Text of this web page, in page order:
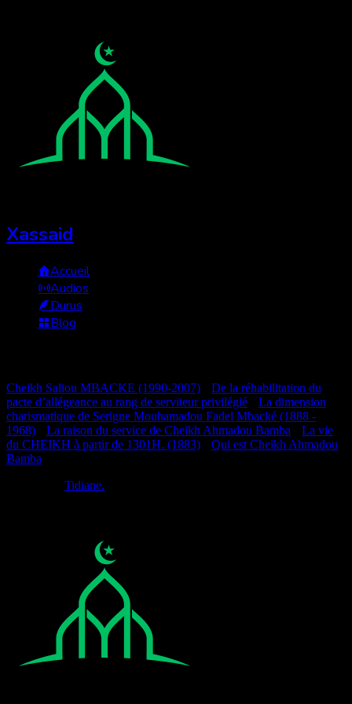
Xassaid
Accueil
Audios
Durus
Blog
Cheikh Saliou MBACKE (1990-2007)
De la réhabilitation du
pacte d’allégeance au rang de serviteur privilégié
La dimension
charismatique de Serigne Mouhamadou Fadel Mbacké (1888 -
1968)
La raison du service de Cheikh Ahmadou Bamba
La vie
du CHEIKH à partir de 1301H. (1883)
Qui est Cheikh Ahmadou
Bamba
Tidiane.